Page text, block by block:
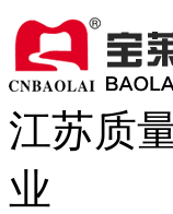
江苏质
业